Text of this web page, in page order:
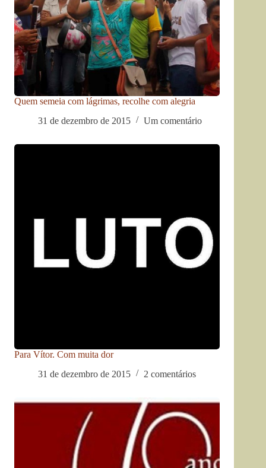
Quem semeia com lágrimas, recolhe com alegria
31 de dezembro de 2015
Um comentário
Para Vítor. Com muita dor
31 de dezembro de 2015
2 comentários